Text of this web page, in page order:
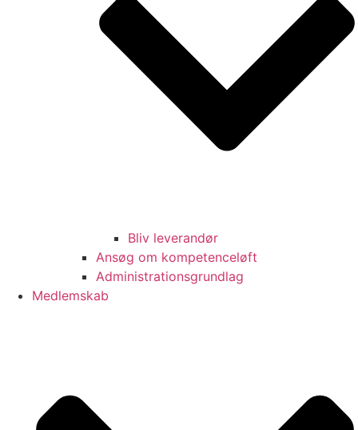
Bliv leverandør
Ansøg om kompetenceløft
Administrationsgrundlag
Medlemskab